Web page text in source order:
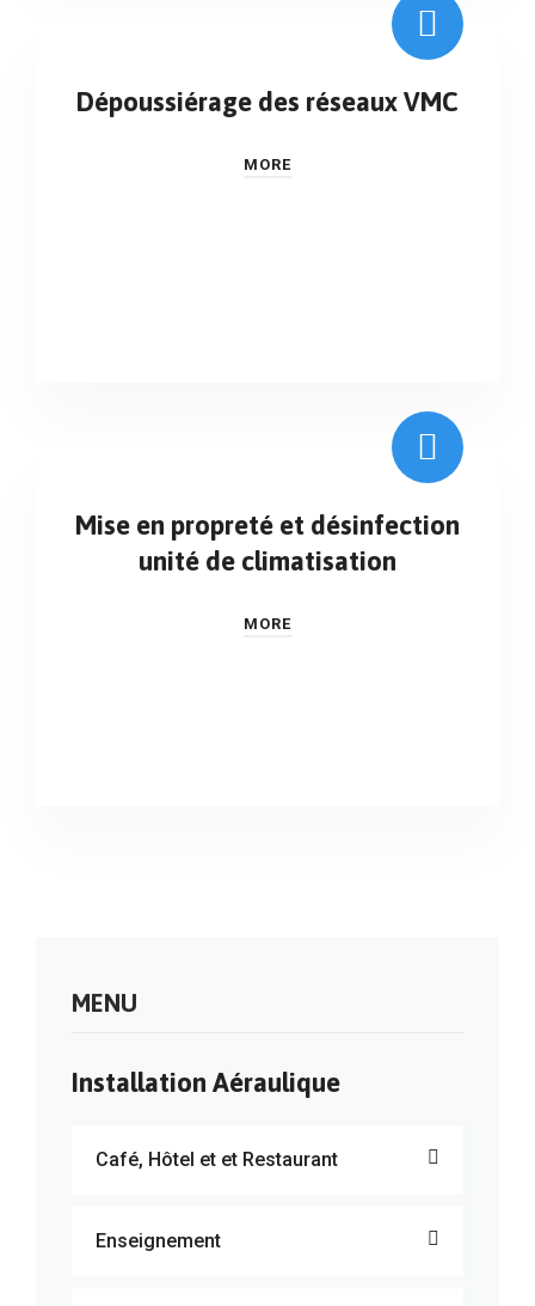
Dépoussiérage des réseaux VMC
MORE
Mise en propreté et désinfection
unité de climatisation
MORE
MENU
Installation Aéraulique
Café, Hôtel et et Restaurant
Enseignement